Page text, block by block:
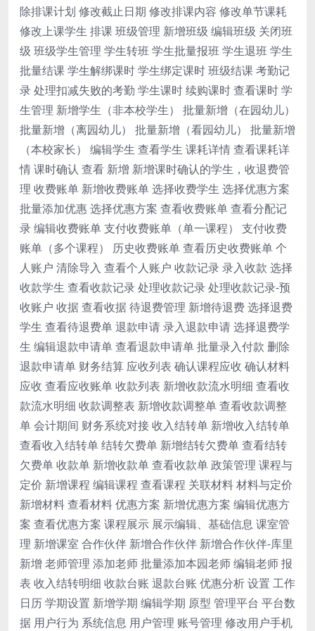
除排课计划 修改截止日期 修改排课内容 修改单节课耗
修改上课学生 排课 班级管理 新增班级 编辑班级 关闭班
级 班级学生管理 学生转班 学生批量报班 学生退班 学生
批量结课 学生解绑课时 学生绑定课时 班级结课 考勤记
录 处理扣减失败的考勤 学生课时 续购课时 查看课时 学
生管理 新增学生（非本校学生） 批量新增（在园幼儿）
批量新增（离园幼儿） 批量新增（看园幼儿） 批量新增
（本校家长） 编辑学生 查看学生 课耗详情 查看课耗详
情 课时确认 查看 新增 新增课时确认的学生，收退费管
理 收费账单 新增收费账单 选择收费学生 选择优惠方案
批量添加优惠 选择优惠方案 查看收费账单 查看分配记
录 编辑收费账单 支付收费账单（单一课程） 支付收费
账单（多个课程） 历史收费账单 查看历史收费账单 个
人账户 清除导入 查看个人账户 收款记录 录入收款 选择
收款学生 查看收款记录 处理收款记录 处理收款记录-预
收账户 收据 查看收据 待退费管理 新增待退费 选择退费
学生 查看待退费单 退款申请 录入退款申请 选择退费学
生 编辑退款申请单 查看退款申请单 批量录入付款 删除
退款申请单 财务结算 应收列表 确认课程应收 确认材料
应收 查看应收账单 收款列表 新增收款流水明细 查看收
款流水明细 收款调整表 新增收款调整单 查看收款调整
单 会计期间 财务系统对接 收入结转单 新增收入结转单
查看收入结转单 结转欠费单 新增结转欠费单 查看结转
欠费单 收款单 新增收款单 查看收款单 政策管理 课程与
定价 新增课程 编辑课程 查看课程 关联材料 材料与定价
新增材料 查看材料 优惠方案 新增优惠方案 编辑优惠方
案 查看优惠方案 课程展示 展示编辑、基础信息 课室管
理 新增课室 合作伙伴 新增合作伙伴 新增合作伙伴-库里
新增 老师管理 添加老师 批量添加本园老师 编辑老师 报
表 收入结转明细 收款台账 退款台账 优惠分析 设置 工作
日历 学期设置 新增学期 编辑学期 原型 管理平台 平台数
据 用户行为 系统信息 用户管理 账号管理 修改用户手机